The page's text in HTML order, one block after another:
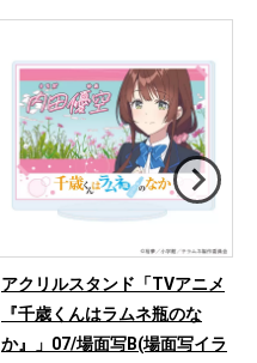
アクリルスタンド「TVアニメ
『千歳くんはラムネ瓶のな
か』」07/場面写B(場面写イラ